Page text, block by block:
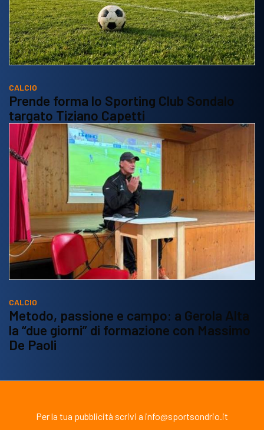
CALCIO
Prende forma lo Sporting Club Sondalo
targato Tiziano Capetti
CALCIO
Metodo, passione e campo: a Gerola Alta
la “due giorni” di formazione con Massimo
De Paoli
Per la tua pubblicità scrivi a info@sportsondrio.it